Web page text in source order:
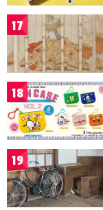
17
18
19